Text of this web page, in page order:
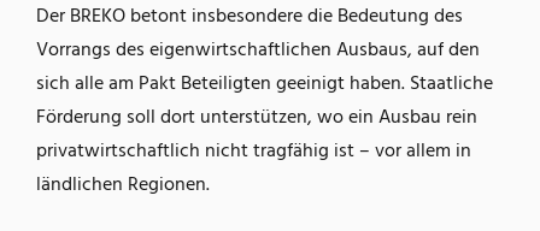
Der BREKO betont insbesondere die Bedeutung des
Vorrangs des eigenwirtschaftlichen Ausbaus, auf den
sich alle am Pakt Beteiligten geeinigt haben. Staatliche
Förderung soll dort unterstützen, wo ein Ausbau rein
privatwirtschaftlich nicht tragfähig ist – vor allem in
ländlichen Regionen.